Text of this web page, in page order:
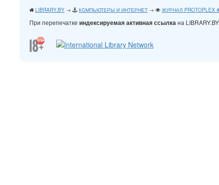
LIBRARY.BY → КОМПЬЮТЕРЫ И ИНТЕРНЕТ → ЖУРНАЛ PROTOPLEX
При перепечатке индексируемая активная ссылкана